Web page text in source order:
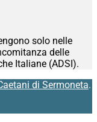
solo nelle
delle
Italiane (ADSI).
di Sermoneta.